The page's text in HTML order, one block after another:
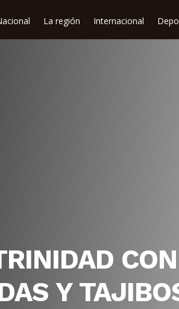
La región Internacional
Y